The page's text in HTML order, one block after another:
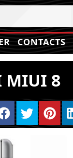
CONTACTS
MIUI 8